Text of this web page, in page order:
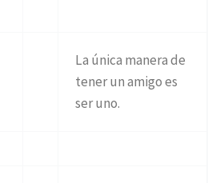
La única manera de
tener un amigo es
ser uno.